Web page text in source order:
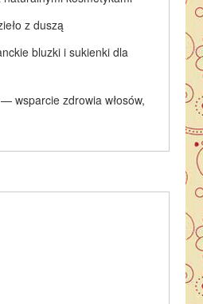
z duszą
bluzki i sukienki dla
wsparcie zdrowia włosów,